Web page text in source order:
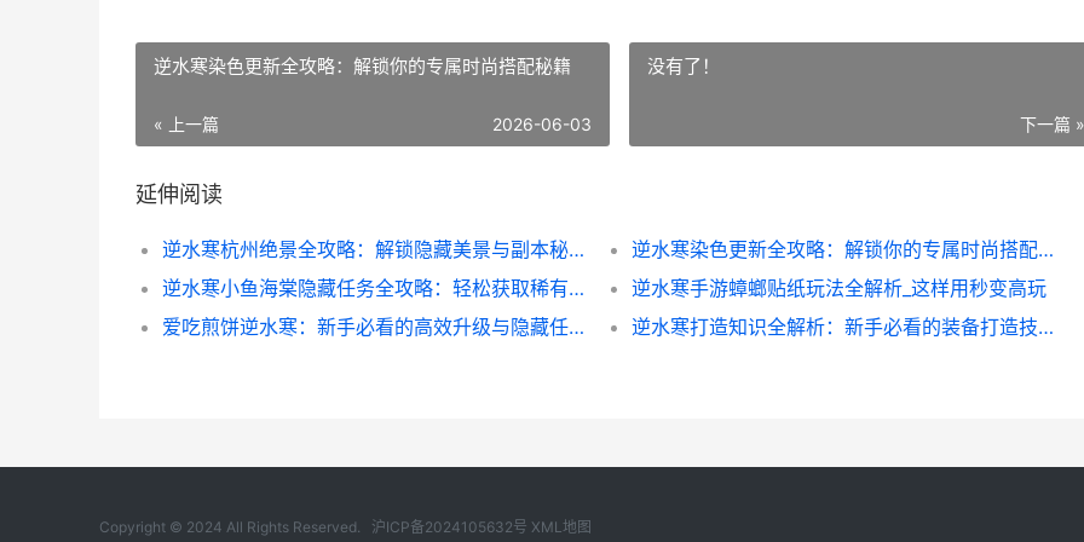
逆水寒染色更新全攻略：解锁你的专属时尚搭配秘籍
« 上一篇 2026-06-03
没有了！
下一篇 »
延伸阅读
逆水寒杭州绝景全攻略：解锁隐藏美景与副本秘籍
逆水寒染色更新全攻略：解锁你的专属时尚搭配秘籍
逆水寒小鱼海棠隐藏任务全攻略：轻松获取稀有道具的秘诀
逆水寒手游蟑螂贴纸玩法全解析_这样用秒变高玩
爱吃煎饼逆水寒：新手必看的高效升级与隐藏任务全攻略
逆水寒打造知识全解析：新手必看的装备打造技巧
Copyright © 2024 All Rights Reserved. 沪ICP备2024105632号 XML地图